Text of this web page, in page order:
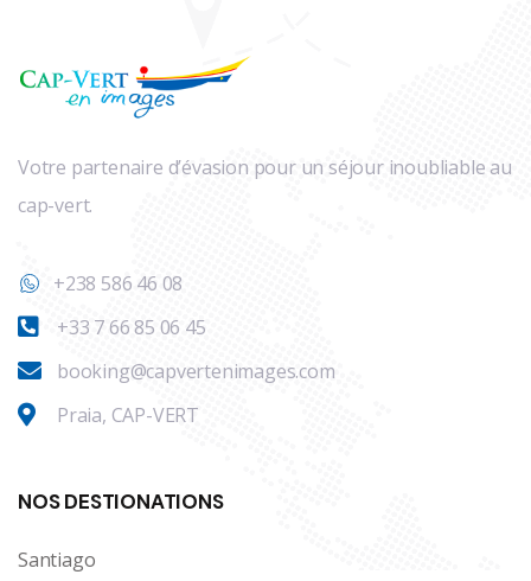
Votre partenaire d’évasion pour un séjour inoubliable au
cap-vert.
+238 586 46 08
+33 7 66 85 06 45
booking@capvertenimages.com
Praia, CAP-VERT
NOS DESTIONATIONS
Santiago